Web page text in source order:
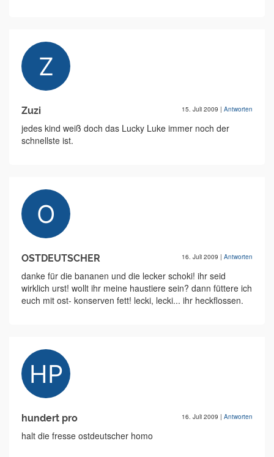
Zuzi 15. Juli 2009 | Antworten
jedes kind weiß doch das Lucky Luke immer noch der
schnellste ist.
OSTDEUTSCHER 16. Juli 2009 | Antworten
danke für die bananen und die lecker schoki! ihr seid
wirklich urst! wollt ihr meine haustiere sein? dann füttere ich
euch mit ost- konserven fett! lecki, lecki... ihr heckflossen.
hundert pro 16. Juli 2009 | Antworten
halt die fresse ostdeutscher homo